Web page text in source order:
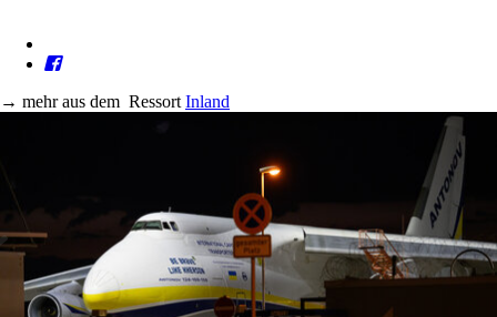
→ mehr aus dem Ressort Inland